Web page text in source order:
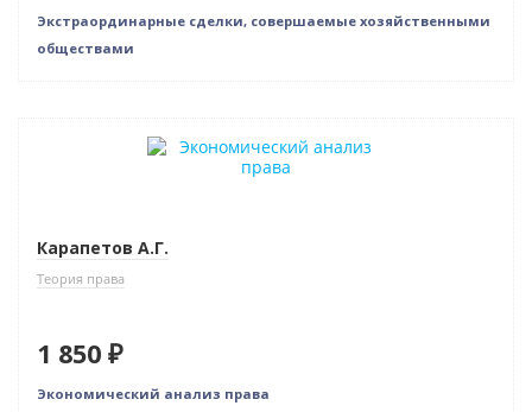
Экстраординарные сделки, совершаемые хозяйственными
обществами
Карапетов А.Г.
Теория права
1 850 ₽
Экономический анализ права